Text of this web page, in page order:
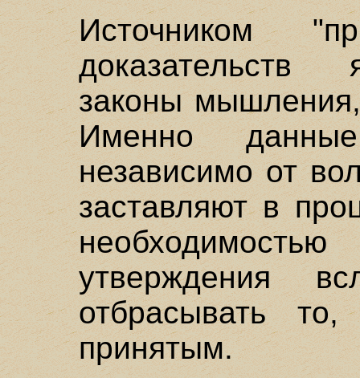
Источником
доказательств
законы
Именно
независимо от
заставляют в
утверждения
отбрасывать
принятым.